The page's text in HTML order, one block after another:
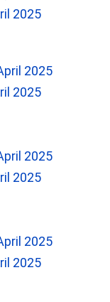
2025
2025
2025
2025